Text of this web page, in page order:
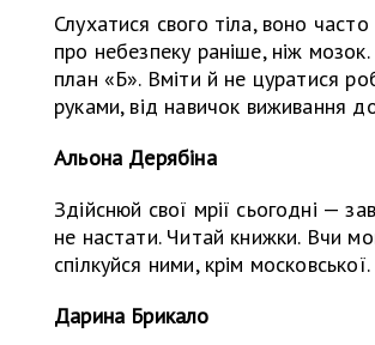
Слухатися свого тіла, воно часто
про небезпеку раніше, ніж
план «Б». Вміти й не цуратися
руками, від навичок виживання
Альона Дерябіна
Здійснюй свої мрії сьогодні —
не настати. Читай книжки. Вчи
спілкуйся ними, крім московської.
Дарина Брикало